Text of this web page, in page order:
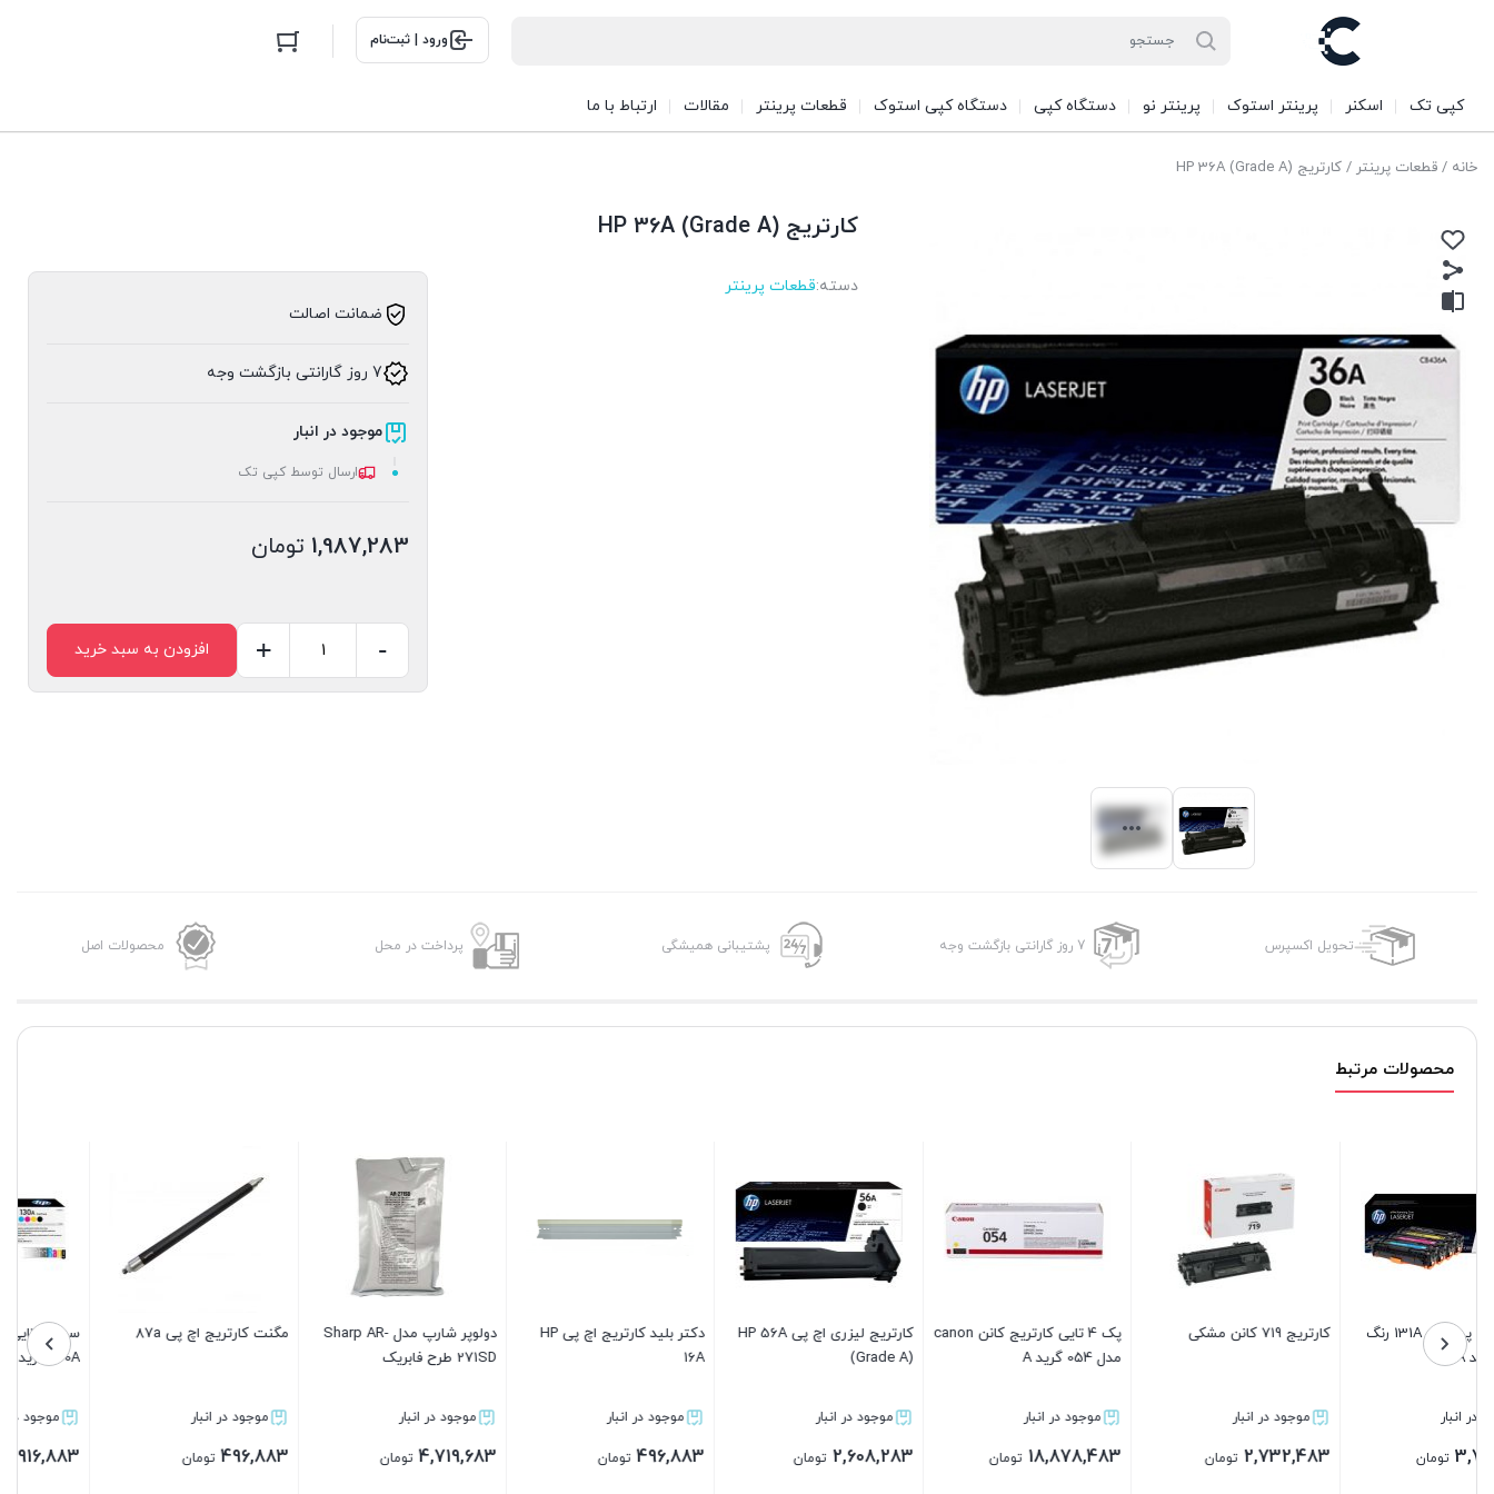
ورود | ثبت‌نام
کپی تک اسکنر پرینتر استوک پرینتر نو دستگاه کپی دستگاه کپی استوک قطعات پرینتر مقالات ارتباط با ما
خانه / قطعات پرینتر / کارتریج HP 36A (Grade A)
کارتریج HP 36A (Grade A)
دسته:قطعات پرینتر
ضمانت اصالت
7 روز گارانتی بازگشت وجه
موجود در انبار
ارسال توسط کپی تک
1,987,283 تومان
HP
-
+ افزودن به سبد خرید
تحویل اکسپرس 7 روز گارانتی بازگشت وجه پشتیبانی همیشگی پرداخت در محل محصولات اصل
محصولات مرتبط
کارتریج 719 کانن مشکی
موجود در انبار
2,732,483
پک 4 تایی کارتریج کانن canon
موجود در انبار
18,878,483
کارتریج لیزری اچ پی HP 56A
(Grade A)
موجود در انبار
2,608,283
دکتر بلید کارتریج اچ پی HP
موجود در انبار
496,883
دولوپر شارپ مدل Sharp AR-
موجود در انبار
4,719,683
مگنت کارتریج اچ پی 87a
موجود در انبار
496,883
ست 4 تایی کارتریج اچ پی مدل
موجود در انبار
12,916,883